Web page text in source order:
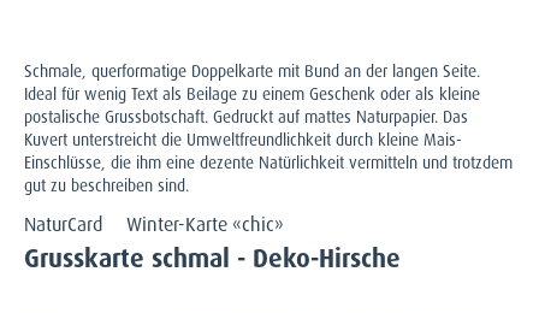
Schmale, querformatige Doppelkarte mit Bund an der langen Seite.
Ideal für wenig Text als Beilage zu einem Geschenk oder als kleine
postalische Grussbotschaft. Gedruckt auf mattes Naturpapier. Das
Kuvert unterstreicht die Umweltfreundlichkeit durch kleine Mais-
Einschlüsse, die ihm eine dezente Natürlichkeit vermitteln und trotzdem
gut zu beschreiben sind.
NaturCard Winter-Karte «chic»
Grusskarte schmal - Deko-Hirsche